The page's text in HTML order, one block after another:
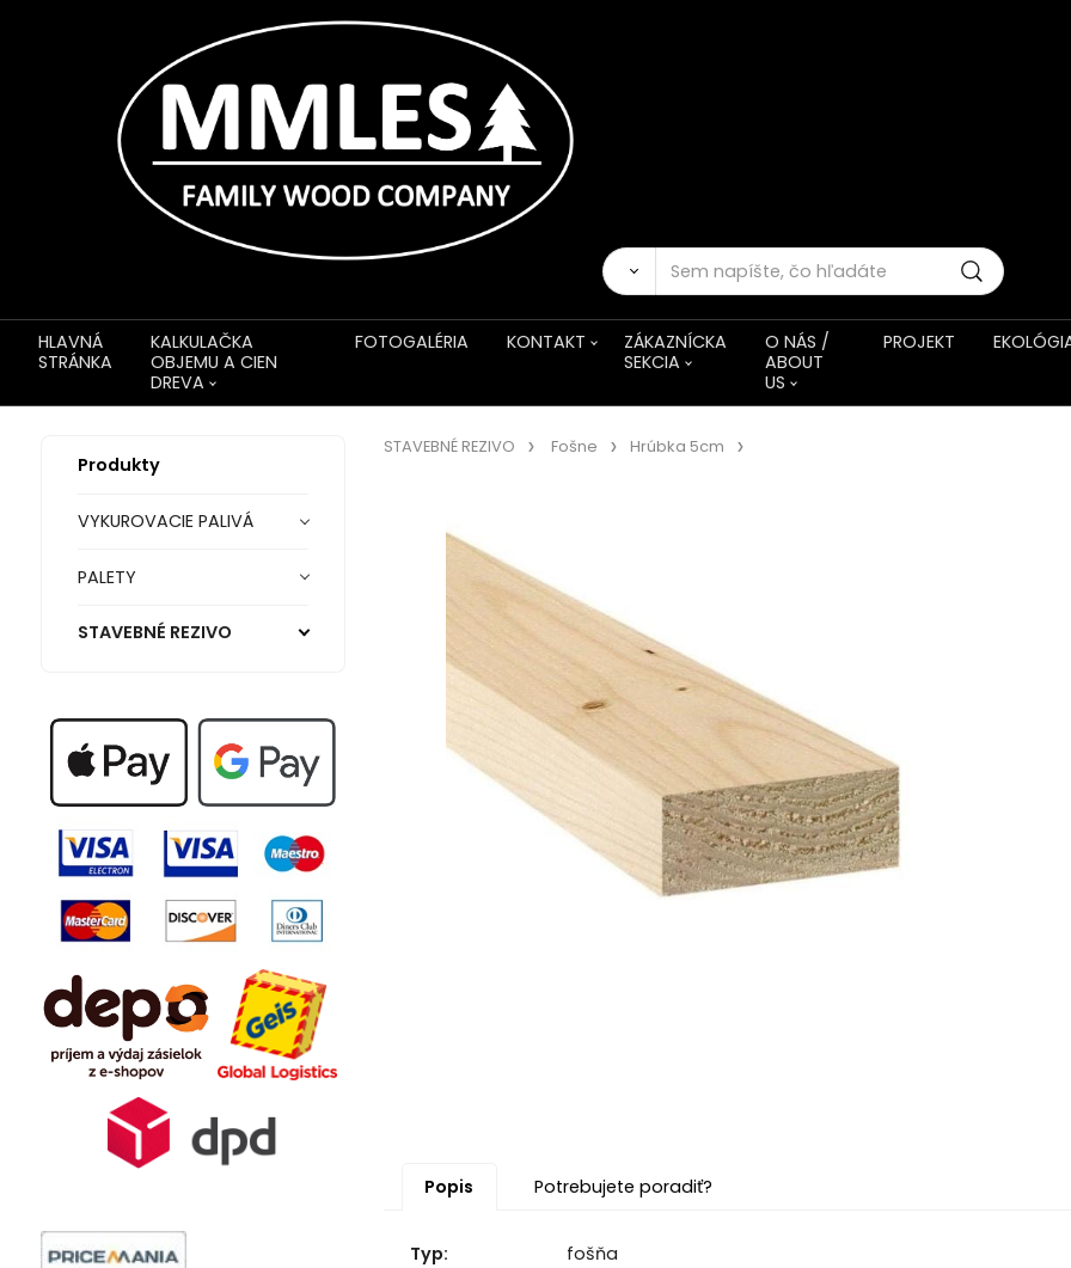
HLAVNÁ
STRÁNKA
KALKULAČKA
OBJEMU A CIEN
DREVA
FOTOGALÉRIA KONTAKT
ZÁKAZNÍCKA
SEKCIA
O NÁS /
ABOUT
US
PROJEKT
Produkty
VYKUROVACIE PALIVÁ
PALETY
STAVEBNÉ REZIVO
STAVEBNÉ REZIVO Fošne Hrúbka 5cm
Popis Potrebujete poradiť?
Typ:
fošňa